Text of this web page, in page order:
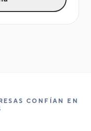
CONFÍAN EN